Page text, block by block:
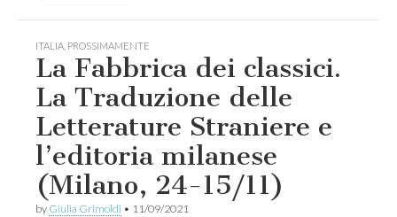
ITALIA PROSSIMAMENTE
La Fabbrica dei classici.
La Traduzione delle
Letterature Straniere e
l’editoria milanese
(Milano, 24-15/11)
by Giulia Grimoldi • 11/09/2021